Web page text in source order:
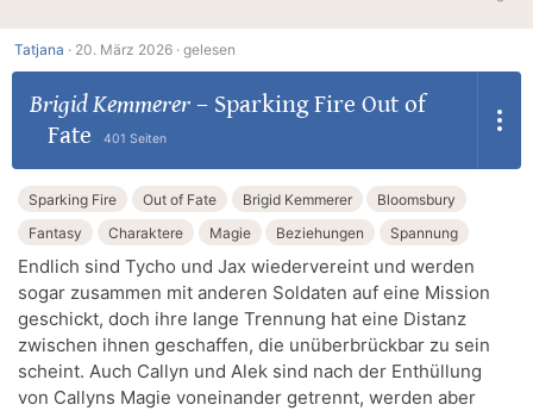
Tatjana · 20. März 2026 · gelesen
Brigid Kemmerer– Sparking Fire Out of
Fate
401 Seiten
Sparking Fire Out of Fate Brigid Kemmerer
Bloomsbury
Fantasy
Charaktere Magie Beziehungen Spannung
Endlich sind Tycho und Jax wiedervereint und werden
sogar zusammen mit anderen Soldaten auf eine Mission
geschickt, doch ihre lange Trennung hat eine Distanz
zwischen ihnen geschaffen, die unüberbrückbar zu sein
scheint. Auch Callyn und Alek sind nach der Enthüllung
von Callyns Magie voneinander getrennt, werden aber